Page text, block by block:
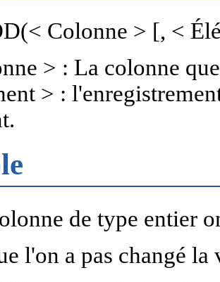
Colonne > [, <
> : La colonne
> :
de type entier
l'on a pas changé